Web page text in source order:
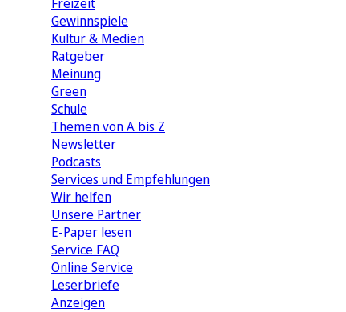
Gewinnspiele
Kultur & Medien
Ratgeber
Meinung
Green
Schule
Themen von A bis Z
Newsletter
Podcasts
Services und Empfehlungen
Wir helfen
Unsere Partner
E-Paper lesen
Service FAQ
Online Service
Leserbriefe
Anzeigen